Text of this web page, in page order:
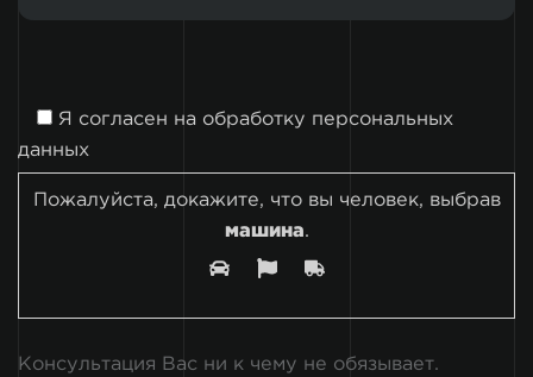
Я согласен на обработку персональных
данных
Пожалуйста, докажите, что вы человек, выбрав
машина.
Консультация Вас ни к чему не обязывает.